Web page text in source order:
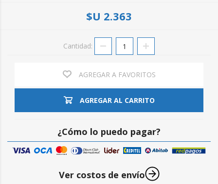
$U 2.363
Cantidad:
AGREGAR A FAVORITOS
AGREGAR AL CARRITO
¿Cómo lo puedo pagar?
Ver costos de envío